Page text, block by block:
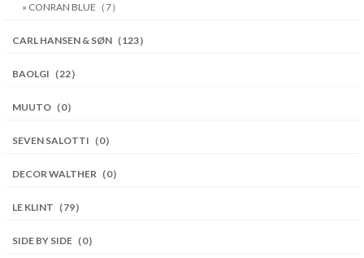
» CONRAN BLUE（7）
CARL HANSEN & SØN（123）
BAOLGI（22）
MUUTO（0）
SEVEN SALOTTI（0）
DECOR WALTHER（0）
LE KLINT（79）
SIDE BY SIDE（0）